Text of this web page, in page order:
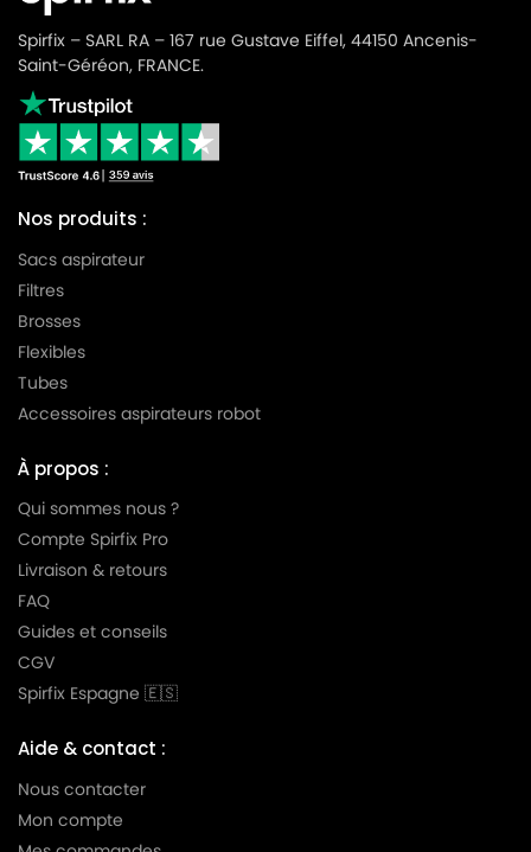
LG-
GOLDSTAR
GOLDSTAR
LG-
GOLDSTAR
LG-GOLDSTAR TURBO 3400
LG-
GOLDSTAR
LG-
GOLDSTAR
LG-
GOLDSTAR
LG-
GOLDSTAR
LG-GOLDSTAR TURBO V 3300 TD
LG-
GOLDSTAR
LG-
GOLDSTAR
GOLDSTAR
LG-
Spirfix – SARL RA – 167 rue Gustave Eiffel, 44150 Ancenis-
Saint-Géréon, FRANCE.
Nos produits :
Sacs aspirateur
Filtres
Brosses
Flexibles
Tubes
Accessoires aspirateurs robot
À propos :
Qui sommes nous ?
Compte Spirfix Pro
Livraison & retours
FAQ
Guides et conseils
CGV
Spirfix Espagne 🇪🇸
Aide & contact :
Nous contacter
Mon compte